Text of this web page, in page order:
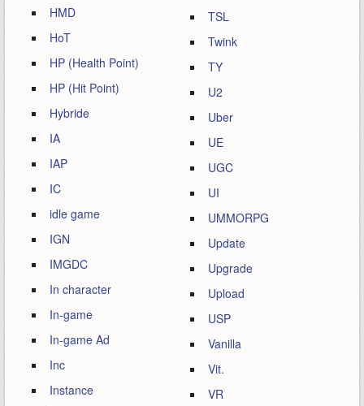
HMD
HoT
HP (Health Point)
HP (Hit Point)
Hybride
IA
IAP
IC
idle game
IGN
IMGDC
In character
In-game
In-game Ad
Inc
Instance
TSL
Twink
TY
U2
Uber
UE
UGC
UI
UMMORPG
Update
Upgrade
Upload
USP
Vanilla
Vit.
VR